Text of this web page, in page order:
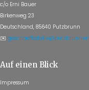
c/o Erni Bauer
Birkenweg 23
Deutschland, 85640 Putzbrunn
✉️
Auf einen Blick
Impressum